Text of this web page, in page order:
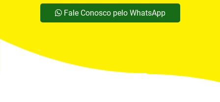
Fale Conosco pelo WhatsApp